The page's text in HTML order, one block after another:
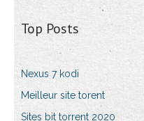
Top Posts
Nexus 7 kodi
Meilleur site torent
Sites bit torrent 2020